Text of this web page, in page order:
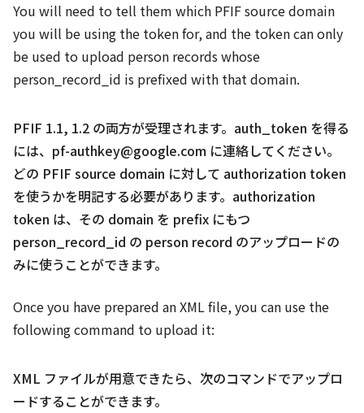
You will need to tell them which PFIF source domain
you will be using the token for, and the token can only
be used to upload person records whose
person_record_id is prefixed with that domain.
PFIF 1.1, 1.2 の両方が受理されます。auth_token を得る
には、pf-authkey@google.com に連絡してください。
どの PFIF source domain に対して authorization token
を使うかを明記する必要があります。authorization
token は、その domain を prefix にもつ
person_record_id の person record のアップロードの
みに使うことができます。
Once you have prepared an XML file, you can use the
following command to upload it:
XML ファイルが用意できたら、次のコマンドでアップロ
ードすることができます。